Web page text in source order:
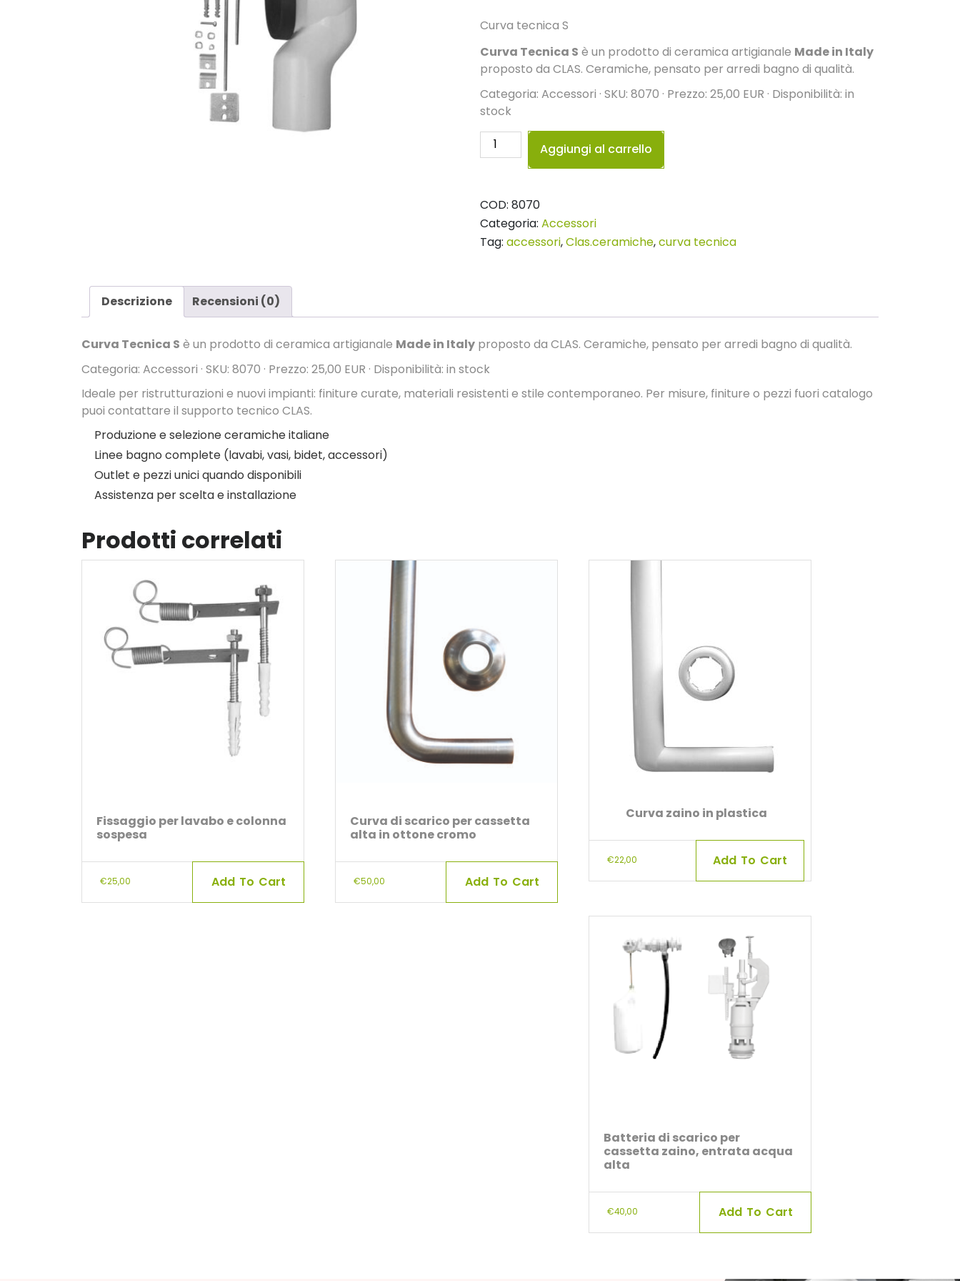
Curva tecnica S
Curva Tecnica S è un prodotto di ceramica artigianale Made in Italy
proposto da CLAS. Ceramiche, pensato per arredi bagno di qualità.
Categoria: Accessori · SKU: 8070 · Prezzo: 25,00 EUR · Disponibilità: in
stock
Curva
Tecnica
Aggiungi al carrello
COD: 8070
Categoria: Accessori
Tag: accessori,Clas.ceramiche,curva tecnica
Descrizione Recensioni (0)
Curva Tecnica S è un prodotto di ceramica artigianale Made in Italy proposto da CLAS. Ceramiche, pensato per arredi bagno di qualità.
Categoria: Accessori · SKU: 8070 · Prezzo: 25,00 EUR · Disponibilità: in stock
Ideale per ristrutturazioni e nuovi impianti: finiture curate, materiali resistenti e stile contemporaneo. Per misure, finiture o pezzi fuori catalogo
puoi contattare il supporto tecnico CLAS.
Produzione e selezione ceramiche italiane
Linee bagno complete (lavabi, vasi, bidet, accessori)
Outlet e pezzi unici quando disponibili
Assistenza per scelta e installazione
Prodotti correlati
Fissaggio per lavabo e colonna
sospesa
€25,00 Add To Cart
Curva di scarico per cassetta
alta in ottone cromo
€50,00 Add To Cart
Curva zaino in plastica
€22,00 Add To Cart
Batteria di scarico per
cassetta zaino, entrata acqua
alta
€40,00 Add To Cart